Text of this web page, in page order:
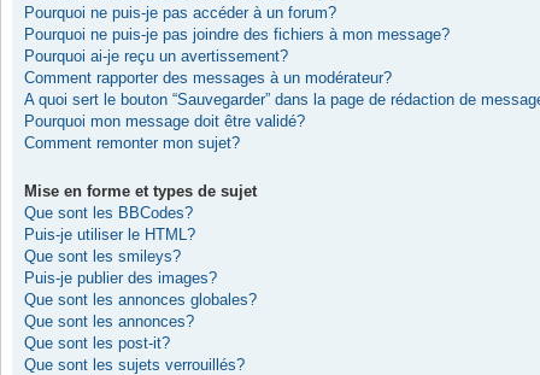
Pourquoi ne puis-je pas accéder à un forum?
Pourquoi ne puis-je pas joindre des fichiers à mon message?
Pourquoi ai-je reçu un avertissement?
Comment rapporter des messages à un modérateur?
A quoi sert le bouton “Sauvegarder” dans la page de rédaction de
Pourquoi mon message doit être validé?
Comment remonter mon sujet?
Mise en forme et types de sujet
Que sont les BBCodes?
Puis-je utiliser le HTML?
Que sont les smileys?
Puis-je publier des images?
Que sont les annonces globales?
Que sont les annonces?
Que sont les post-it?
Que sont les sujets verrouillés?